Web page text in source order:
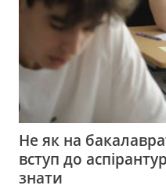
Не як на
вступ до
знати